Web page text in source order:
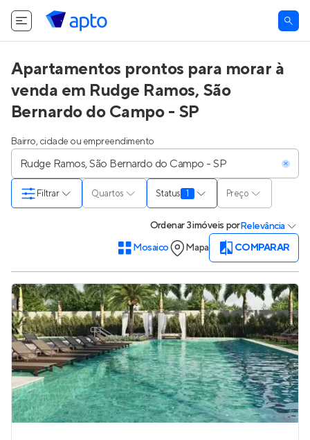
Apartamentos prontos para morar à
venda em Rudge Ramos, São
Bernardo do Campo - SP
Bairro, cidade ou empreendimento
Quartos Status 1 Preço
Filtrar
Ordenar3 imóveis porRelevância
Mosaico
Mapa COMPARAR